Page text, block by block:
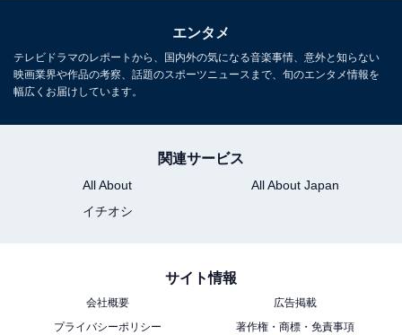
エンタメ
テレビドラマのレポートから、国内外の気になる音楽事情、意外と知らない
映画業界や作品の考察、話題のスポーツニュースまで、旬のエンタメ情報を
幅広くお届けしています。
関連サービス
All About
All About Japan
イチオシ
サイト情報
会社概要
広告掲載
プライバシーポリシー
著作権・商標・免責事項